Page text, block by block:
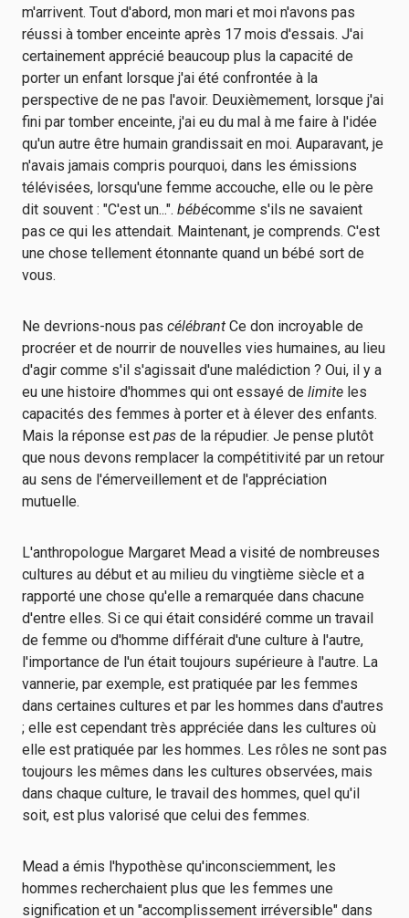
m'arrivent. Tout d'abord, mon mari et moi n'avons pas
réussi à tomber enceinte après 17 mois d'essais. J'ai
certainement apprécié beaucoup plus la capacité de
porter un enfant lorsque j'ai été confrontée à la
perspective de ne pas l'avoir. Deuxièmement, lorsque j'ai
fini par tomber enceinte, j'ai eu du mal à me faire à l'idée
qu'un autre être humain grandissait en moi. Auparavant, je
n'avais jamais compris pourquoi, dans les émissions
télévisées, lorsqu'une femme accouche, elle ou le père
dit souvent : "C'est un...". bébécomme s'ils ne savaient
pas ce qui les attendait. Maintenant, je comprends. C'est
une chose tellement étonnante quand un bébé sort de
vous.
Ne devrions-nous pas célébrant Ce don incroyable de
procréer et de nourrir de nouvelles vies humaines, au lieu
d'agir comme s'il s'agissait d'une malédiction ? Oui, il y a
eu une histoire d'hommes qui ont essayé de limite les
capacités des femmes à porter et à élever des enfants.
Mais la réponse est pas de la répudier. Je pense plutôt
que nous devons remplacer la compétitivité par un retour
au sens de l'émerveillement et de l'appréciation
mutuelle.
L'anthropologue Margaret Mead a visité de nombreuses
cultures au début et au milieu du vingtième siècle et a
rapporté une chose qu'elle a remarquée dans chacune
d'entre elles. Si ce qui était considéré comme un travail
de femme ou d'homme différait d'une culture à l'autre,
l'importance de l'un était toujours supérieure à l'autre. La
vannerie, par exemple, est pratiquée par les femmes
dans certaines cultures et par les hommes dans d'autres
; elle est cependant très appréciée dans les cultures où
elle est pratiquée par les hommes. Les rôles ne sont pas
toujours les mêmes dans les cultures observées, mais
dans chaque culture, le travail des hommes, quel qu'il
soit, est plus valorisé que celui des femmes.
Mead a émis l'hypothèse qu'inconsciemment, les
hommes recherchaient plus que les femmes une
signification et un "accomplissement irréversible" dans